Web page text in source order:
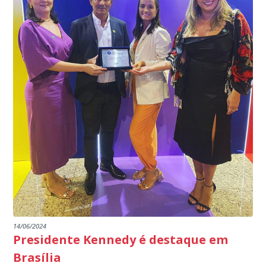
14/06/2024
Presidente Kennedy é destaque em
Brasília